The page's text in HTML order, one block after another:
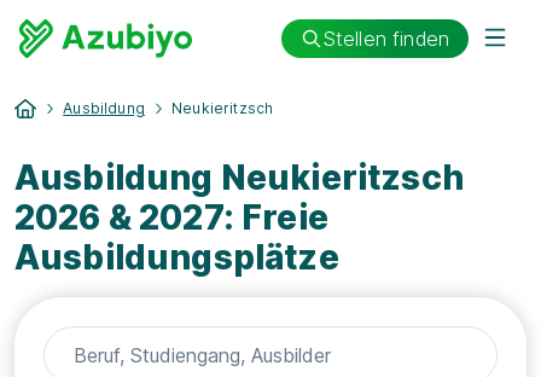
Stellen finden
Ausbildung Neukieritzsch
Ausbildung Neukieritzsch
2026 & 2027: Freie
Ausbildungsplätze